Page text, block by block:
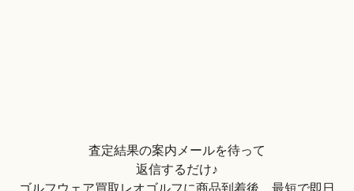
査定結果の案内メールを待って
返信するだけ♪